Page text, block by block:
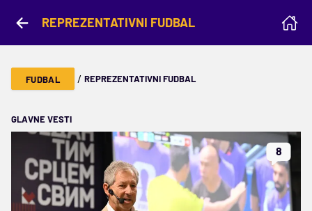
REPREZENTATIVNI FUDBAL
FUDBAL / REPREZENTATIVNI FUDBAL
GLAVNE VESTI
8